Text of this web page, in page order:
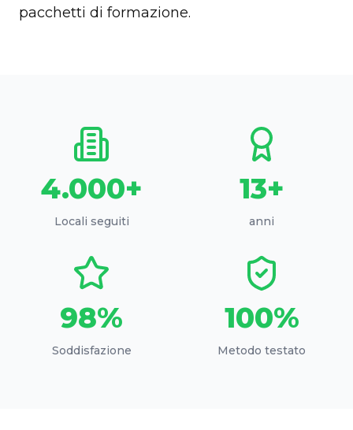
pacchetti di formazione.
4.000+
Locali seguiti
13+
anni
98%
Soddisfazione
100%
Metodo testato